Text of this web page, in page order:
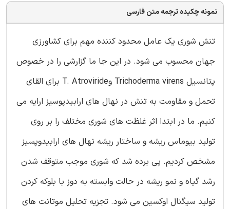
نمونه چکیده ترجمه متن فارسی
تنش شوری یک عامل محدود کننده مهم برای کشاورزی
جهان محسوب می شود. در این جا ما گزارشی را در خصوص
پتانسیل Trichoderma virens وT. Atroviride برای القای
تحمل و مقاومت به تنش در نهال های ارابیدپوسیز ارایه می
کنیم. ما در ابتدا اثر غلظت های شوری مختلف را بر روی
تولید بیوماس ریشه و ساختار ریشه نهال های ارابیدوپسیز
مشخص کردیم. پی برده شد که شوری موجب متوقف شدن
رشد گیاه و نمو ریشه در حالت وابسته به دوز با بلوکه کردن
تولید سیگنال اوکسین می شود. تجزیه تحلیل موتانت های